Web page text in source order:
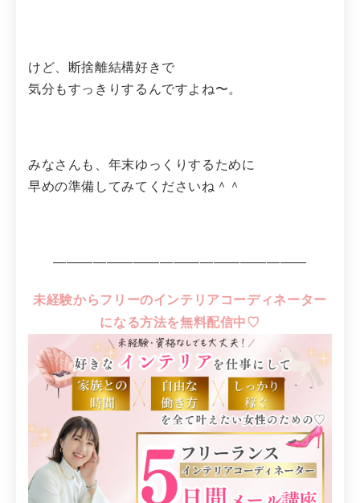
けど、断捨離結構好きで
気分もすっきりするんですよね〜。
みなさんも、年末ゆっくりするために
早めの準備してみてくださいね＾＾
―――――――――――――――――――
未経験からフリーのインテリアコーディネーター
になる方法を無料配信中♡